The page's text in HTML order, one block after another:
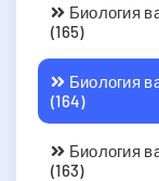
Биология
(165)
Биология
(164)
Биология
(163)